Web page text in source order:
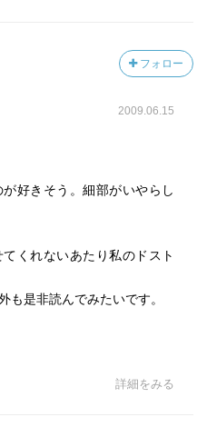
フォロー
2009.06.15
好きそう。細部がいやらし
くれないあたり私のドスト
も是非読んでみたいです。
詳細をみる